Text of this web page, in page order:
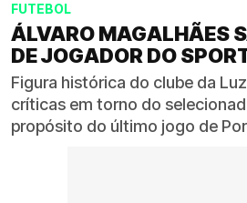
FUTEBOL
ÁLVARO MAGALHÃES
DE JOGADOR DO
Figura histórica do clube da
críticas em torno do
propósito do último jogo de